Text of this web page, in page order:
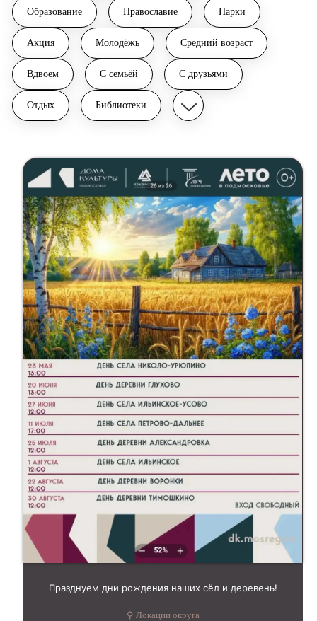
Образование Православие Парки
Акция Молодёжь Средний возраст
Вдвоем С семьёй С друзьями
Отдых Библиотеки
Празднуем дни рождения наших сёл и деревень!
⚲ Локации округа